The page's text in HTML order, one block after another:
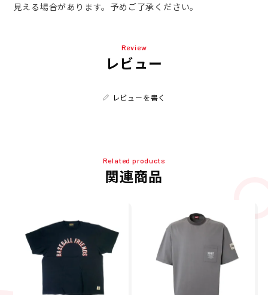
見える場合があります。予めご了承ください。
Review
レビュー
レビューを書く
Related products
関連商品